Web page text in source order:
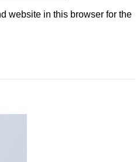
website in this browser for the